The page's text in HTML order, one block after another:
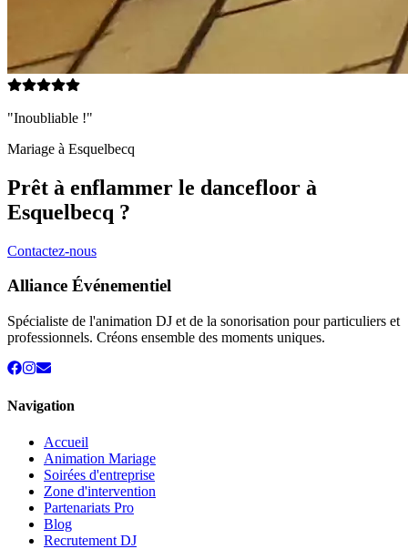
"Inoubliable !"
Mariage à Esquelbecq
Prêt à enflammer le dancefloor à
Esquelbecq ?
Contactez-nous
Alliance Événementiel
Spécialiste de l'animation DJ et de la sonorisation pour particuliers et
professionnels. Créons ensemble des moments uniques.
Navigation
Accueil
Animation Mariage
Soirées d'entreprise
Zone d'intervention
Partenariats Pro
Blog
Recrutement DJ